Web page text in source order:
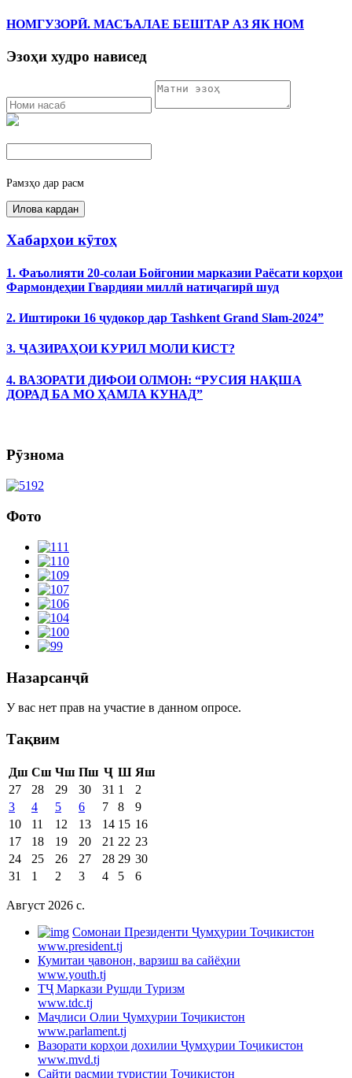
НОМГУЗОРӢ. МАСЪАЛАЕ БЕШТАР АЗ ЯК НОМ
Эзоҳи худро нависед
Рамзҳо дар расм
Хабарҳои кӯтоҳ
1. Фаъолияти 20-солаи Бойгонии марказии Раёсати корҳои
Фармондеҳии Гвардияи миллӣ натиҷагирӣ шуд
2. Иштироки 16 ҷудокор дар Tashkent Grand Slam-2024”
3. ҶАЗИРАҲОИ КУРИЛ МОЛИ КИСТ?
4. ВАЗОРАТИ ДИФОИ ОЛМОН: “РУСИЯ НАҚША
ДОРАД БА МО ҲАМЛА КУНАД”
Рӯзнома
Фото
Назарсанҷӣ
У вас нет прав на участие в данном опросе.
Тақвим
Дш Сш Чш Пш Ҷ Ш Яш
27
28 29 30 31 1
2
3
4 5 6 7 8
9
10
11 12 13 14 15 16
17
18 19 20 21 22 23
24
25 26 27 28 29 30
31
1 2 3 4 5 6
Август 2026 c.
Cомонаи Президенти Ҷумҳурии Тоҷикистон
www.president.tj
Кумитаи ҷавонон, варзиш ва сайёҳии
www.youth.tj
ТҶ Маркази Рушди Туризм
www.tdc.tj
Маҷлиси Олии Ҷумҳурии Тоҷикистон
www.parlament.tj
Вазорати корҳои дохилии Ҷумҳурии Тоҷикистон
www.mvd.tj
Сайти расмии туристии Тоҷикистон